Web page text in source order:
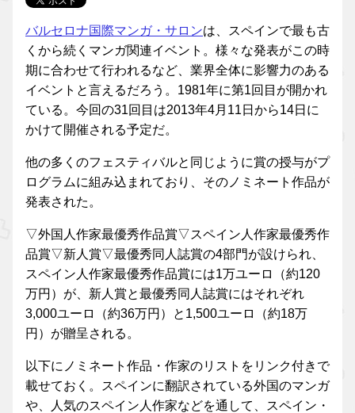
バルセロナ国際マンガ・サロンは、スペインで最も古
くから続くマンガ関連イベント。様々な発表がこの時
期に合わせて行われるなど、業界全体に影響力のある
イベントと言えるだろう。1981年に第1回目が開かれ
ている。今回の31回目は2013年4月11日から14日に
かけて開催される予定だ。
他の多くのフェスティバルと同じように賞の授与がプ
ログラムに組み込まれており、そのノミネート作品が
発表された。
▽外国人作家最優秀作品賞▽スペイン人作家最優秀作
品賞▽新人賞▽最優秀同人誌賞の4部門が設けられ、
スペイン人作家最優秀作品賞には1万ユーロ（約120
万円）が、新人賞と最優秀同人誌賞にはそれぞれ
3,000ユーロ（約36万円）と1,500ユーロ（約18万
円）が贈呈される。
以下にノミネート作品・作家のリストをリンク付きで
載せておく。スペインに翻訳されている外国のマンガ
や、人気のスペイン人作家などを通して、スペイン・